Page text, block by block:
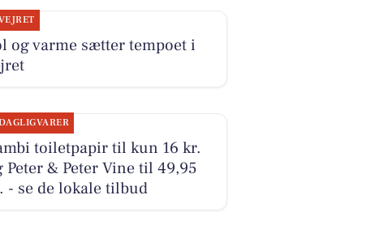
og varme sætter tempoet i
toiletpapir til kun 16 kr.
Peter & Peter Vine til 49,95
- se de lokale tilbud